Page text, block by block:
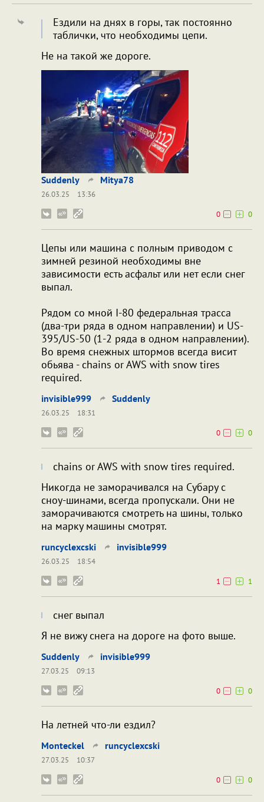
Ездили на днях в горы, так постоянно
таблички, что необходимы цепи.
Не на такой же дороге.
Suddenly Mitya78
26.03.25
13:36
0
0
Цепы или машина с полным приводом с
зимней резиной необходимы вне
зависимости есть асфальт или нет если снег
выпал.
Рядом со мной I-80 федеральная трасса
(два-три ряда в одном направлении) и US-
395/US-50 (1-2 ряда в одном направлении).
Во время снежных штормов всегда висит
обьява - chains or AWS with snow tires
required.
invisible999 Suddenly
26.03.25
18:31
0
0
chains or AWS with snow tires required.
Никогда не заморачивался на Субару с
сноу-шинами, всегда пропускали. Они не
заморачиваются смотреть на шины, только
на марку машины смотрят.
runcyclexcski invisible999
26.03.25
18:54
1
1
снег выпал
Я не вижу снега на дороге на фото выше.
Suddenly invisible999
27.03.25
09:13
0
0
На летней что-ли ездил?
Monteckel runcyclexcski
27.03.25
10:37
0
0